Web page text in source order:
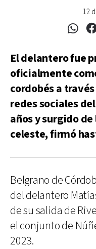
12
El delantero fue
oficialmente
cordobés a
redes sociales
años y surgido
celeste, firmó
Belgrano de
del delantero
de su salida de
el conjunto de
2023.